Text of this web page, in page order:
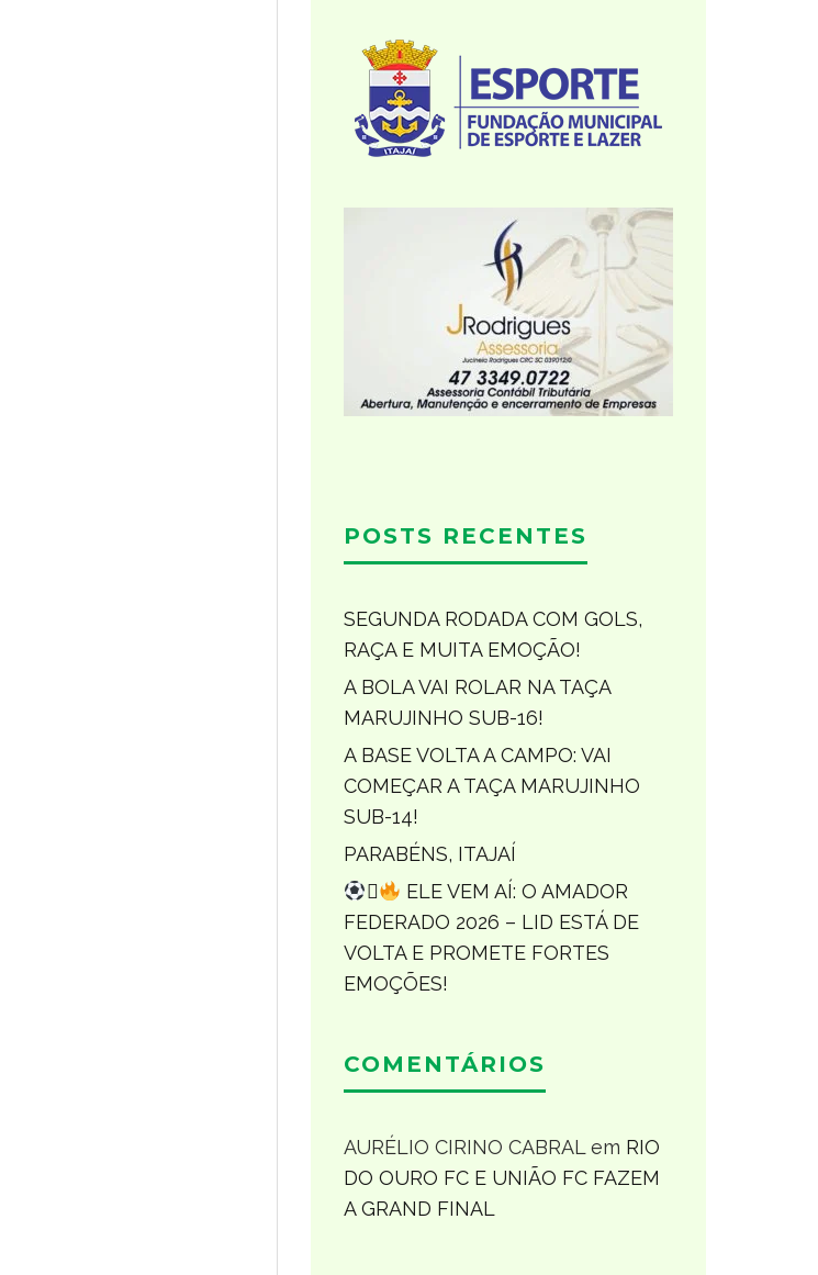
POSTS RECENTES
SEGUNDA RODADA COM GOLS,
RAÇA E MUITA EMOÇÃO!
A BOLA VAI ROLAR NA TAÇA
MARUJINHO SUB-16!
A BASE VOLTA A CAMPO: VAI
COMEÇAR A TAÇA MARUJINHO
SUB-14!
PARABÉNS, ITAJAÍ

ELE VEM AÍ: O AMADOR
FEDERADO 2026 – LID ESTÁ DE
VOLTA E PROMETE FORTES
EMOÇÕES!
COMENTÁRIOS
AURÉLIO CIRINO CABRAL em RIO
DO OURO FC E UNIÃO FC FAZEM
A GRAND FINAL